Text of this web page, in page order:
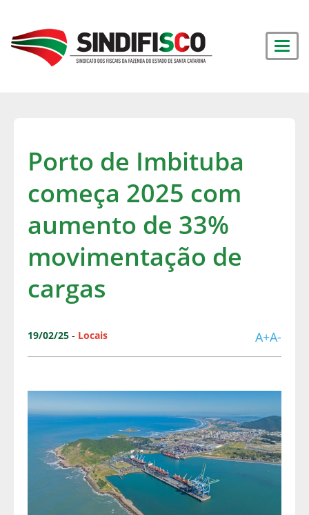
Porto de Imbituba
começa 2025 com
aumento de 33%
movimentação de
cargas
19/02/25 - Locais A+A-